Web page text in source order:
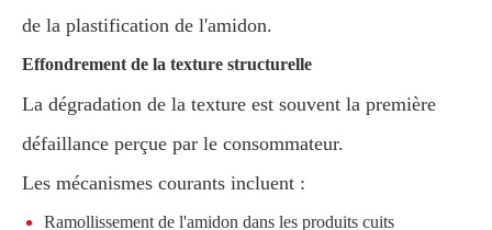
de la plastification de l'amidon.
Effondrement de la texture structurelle
La dégradation de la texture est souvent la première
défaillance perçue par le consommateur.
Les mécanismes courants incluent :
Ramollissement de l'amidon dans les produits cuits